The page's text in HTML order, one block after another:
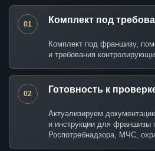
01 Комплект под
Комплект под франшизу,
и требования
02 Готовность к
Актуализируем
и инструкции для франшизы
Роспотребнадзора, МЧС,